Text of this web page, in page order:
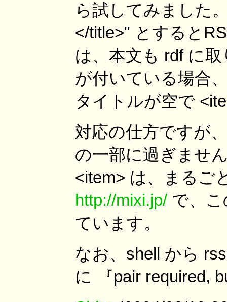
ら試してみました
</title>" とすると
は、本文も rdf に
が付いている場合
タイトルが空で
対応の仕方ですが
の一部に過ぎませ
<item> は、まるご
http://mixi.jp/ で、
ています。
なお、shell から
に 『pair required,